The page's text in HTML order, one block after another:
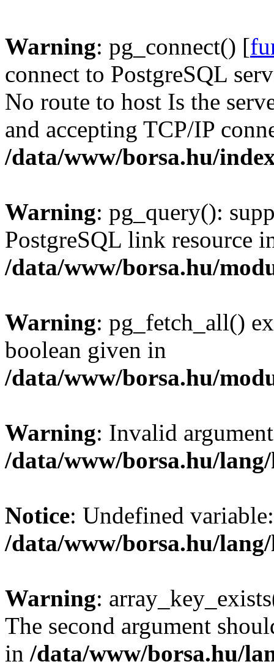
Warning: pg_connect() [
connect to PostgreSQL
No route to host Is the
and accepting TCP/IP
/data/www/borsa.hu/
Warning: pg_query():
PostgreSQL link resource
/data/www/borsa.hu/
Warning: pg_fetch_all()
boolean given in
/data/www/borsa.hu/
Warning: Invalid
/data/www/borsa.hu/
Notice: Undefined
/data/www/borsa.hu/
Warning:
The second argument
in /data/www/borsa.hu/